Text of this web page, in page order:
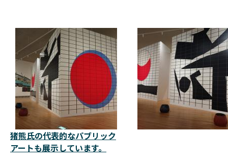
猪熊氏の代表的なパブリック
アートも展示しています。